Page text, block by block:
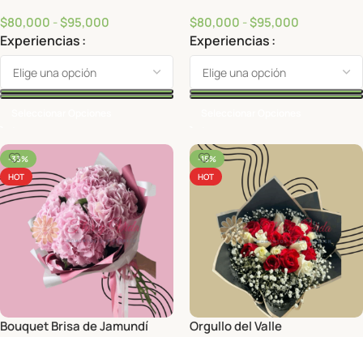
$80,000 -$95,000
Experiencias
$80,000 -$95,000
Experiencias
-33%
HOT
Bouquet Brisa de Jamundí
-15%
HOT
Orgullo del Valle